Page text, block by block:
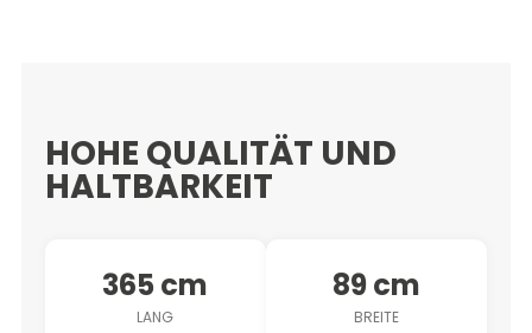
HOHE QUALITÄT UND
HALTBARKEIT
365 cm
LANG
89 cm
BREITE